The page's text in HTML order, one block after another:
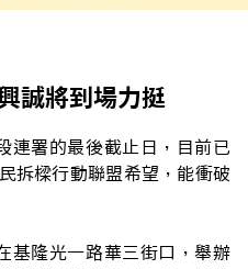
誠將到場力挺
連署的最後截止日，目前已
拆樑行動聯盟希望，能衝破
基隆光一路華三街口，舉辦